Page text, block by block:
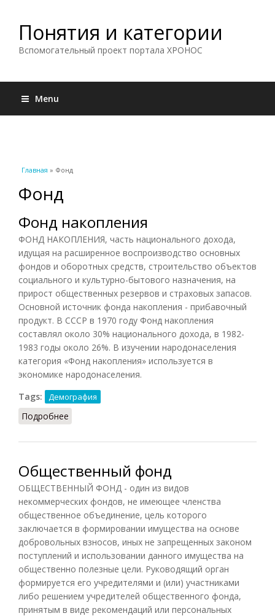
Понятия и категории
Вспомогательный проект портала ХРОНОС
Menu
Вы здесь
Главная » Фонд
Фонд
Фонд накопления
ФОНД НАКОПЛЕНИЯ, часть национального дохода,
идущая на расширенное воспроизводство основных
фондов и оборотных средств, строительство объектов
социального и культурно-бытового назначения, на
прирост общественных резервов и страховых запасов.
Основной источник фонда накопления - прибавочный
продукт. В СССР в 1970 году Фонд накопления
составлял около 30% национального дохода, в 1982-
1983 годы около 26%. В изучении народонаселения
категория «Фонд накопления» используется в
экономике народонаселения.
Tags:
Демография
Подробнее
Общественный фонд
ОБЩЕСТВЕННЫЙ ФОНД - один из видов
некоммерческих фондов, не имеющее членства
общественное объединение, цель которого
заключается в формировании имущества на основе
добровольных взносов, иных не запрещенных законом
поступлений и использовании данного имущества на
общественно полезные цели. Руководящий орган
формируется его учредителями и (или) участниками
либо решением учредителей общественного фонда,
принятым в виде рекомендаций или персональных